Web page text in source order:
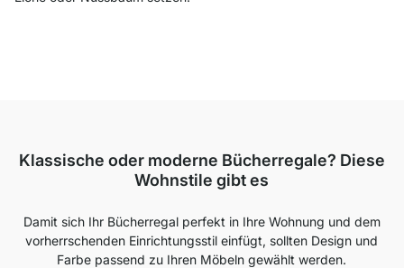
Klassische oder moderne Bücherregale? Diese
Wohnstile gibt es
Damit sich Ihr Bücherregal perfekt in Ihre Wohnung und dem
vorherrschenden Einrichtungsstil einfügt, sollten Design und
Farbe passend zu Ihren Möbeln gewählt werden.